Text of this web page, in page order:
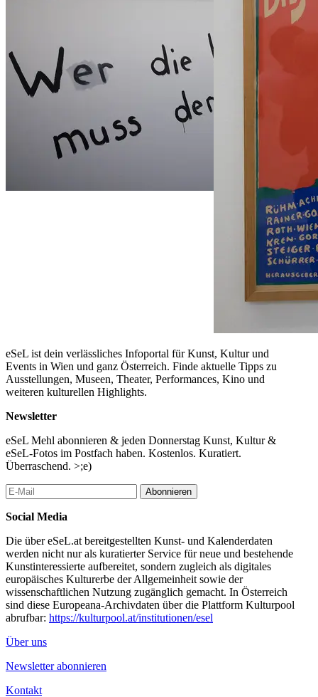
eSeL ist dein verlässliches Infoportal für Kunst, Kultur und
Events in Wien und ganz Österreich. Finde aktuelle Tipps zu
Ausstellungen, Museen, Theater, Performances, Kino und
weiteren kulturellen Highlights.
Newsletter
eSeL Mehl abonnieren & jeden Donnerstag Kunst, Kultur &
eSeL-Fotos im Postfach haben. Kostenlos. Kuratiert.
Überraschend. >;e)
Abonnieren
Social Media
Die über eSeL.at bereitgestellten Kunst- und Kalenderdaten
werden nicht nur als kuratierter Service für neue und bestehende
Kunstinteressierte aufbereitet, sondern zugleich als digitales
europäisches Kulturerbe der Allgemeinheit sowie der
wissenschaftlichen Nutzung zugänglich gemacht. In Österreich
sind diese Europeana-Archivdaten über die Plattform Kulturpool
abrufbar: https://kulturpool.at/institutionen/esel
Über uns
Newsletter abonnieren
Kontakt